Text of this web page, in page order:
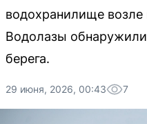
водохранилище возле
Водолазы
берега.
29 июня, 2026, 00:43 7